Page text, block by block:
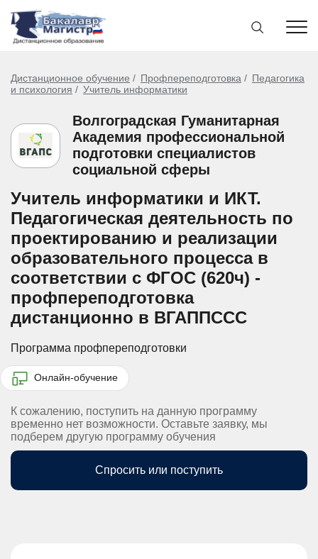
Дистанционное обучение Профпереподготовка
Педагогика
и психология
Учитель информатики
Волгоградская Гуманитарная
Академия профессиональной
подготовки специалистов
социальной сферы
Учитель информатики и ИКТ.
Педагогическая деятельность по
проектированию и реализации
образовательного процесса в
соответствии с ФГОС (620ч) -
профпереподготовка
дистанционно в ВГАППССС
Программа профпереподготовки
Онлайн-обучение
К сожалению, поступить на данную программу
временно нет возможности. Оставьте заявку, мы
подберем другую программу обучения
Спросить или поступить